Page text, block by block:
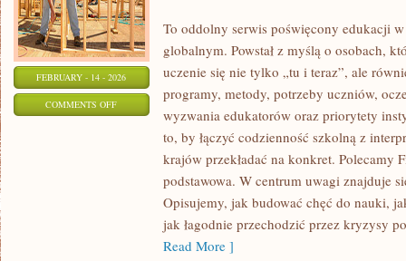
FEBRUARY - 14 - 2026
COMMENTS OFFON
To oddolny serwis poświęcony edukacji
globalnym. Powstał z myślą o osobach,
uczenie się nie tylko „tu i teraz”, ale
programy, metody, potrzeby uczniów,
wyzwania edukatorów oraz priorytety
to, by łączyć codzienność szkolną z
krajów przekładać na konkret. Polecamy
podstawowa. W centrum uwagi znajduje
Opisujemy, jak budować chęć do nauki,
jak łagodnie przechodzić przez kryzysy
Read More ]